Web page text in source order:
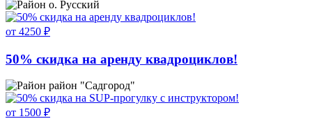
о. Русский
от 4250 ₽
50% скидка на аренду квадроциклов!
район "Садгород"
от 1500 ₽